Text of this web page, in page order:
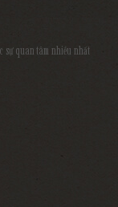
sự quan tâm nhiều nhất